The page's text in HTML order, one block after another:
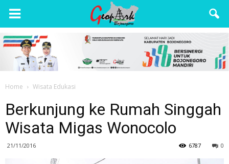
Wisata
Bojonegoro
Home Wisata Edukasi
Berkunjung ke Rumah Singgah
Wisata Migas Wonocolo
21/11/2016 0
6787